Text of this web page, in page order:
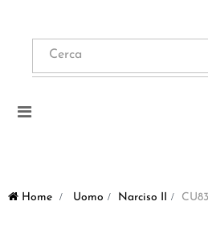
Navigazione
Home > Uomo > Narciso II >